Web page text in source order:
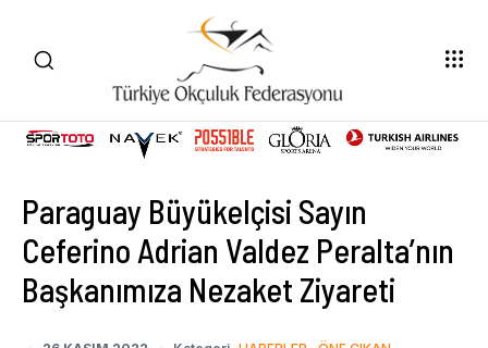
Paraguay Büyükelçisi Sayın
Ceferino Adrian Valdez Peralta’nın
Başkanımıza Nezaket Ziyareti